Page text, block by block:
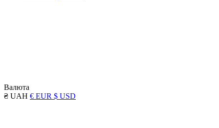
Валюта
₴ UAH € EUR $ USD